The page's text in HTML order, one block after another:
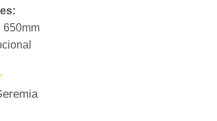
650mm